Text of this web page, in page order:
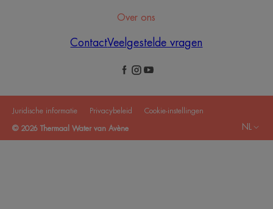
Over ons
ContactVeelgestelde vragen
Juridische informatie Privacybeleid Cookie-instellingen
© 2026 Thermaal Water van Avène NL